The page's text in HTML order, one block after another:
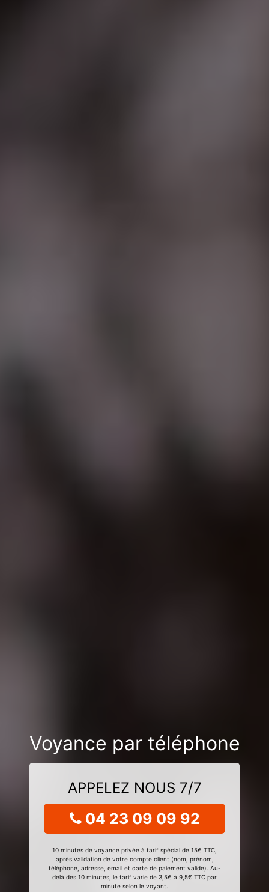
Voyance par téléphone
APPELEZ NOUS 7/7
04 23 09 09 92
10 minutes de voyance privée à tarif spécial de 15€ TTC,
après validation de votre compte client (nom, prénom,
téléphone, adresse, email et carte de paiement valide). Au-
delà des 10 minutes, le tarif varie de 3,5€ à 9,5€ TTC par
minute selon le voyant.